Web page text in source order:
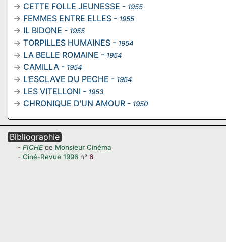
CETTE FOLLE JEUNESSE - 1955
FEMMES ENTRE ELLES - 1955
IL BIDONE - 1955
TORPILLES HUMAINES - 1954
LA BELLE ROMAINE - 1954
CAMILLA - 1954
L'ESCLAVE DU PECHE - 1954
LES VITELLONI - 1953
CHRONIQUE D'UN AMOUR - 1950
Bibliographie
FICHE de Monsieur Cinéma
Ciné-Revue 1996 n° 6